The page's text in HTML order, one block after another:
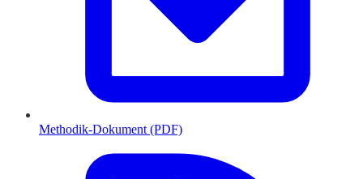
Methodik-Dokument (PDF)